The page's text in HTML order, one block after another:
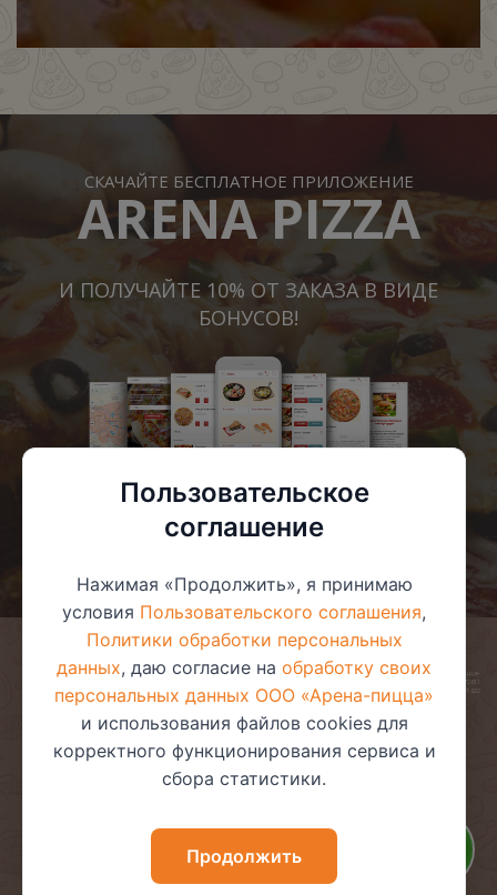
СКАЧАЙТЕ БЕСПЛАТНОЕ ПРИЛОЖЕНИЕ
ARENA PIZZA
И ПОЛУЧАЙТЕ 10% ОТ ЗАКАЗА В ВИДЕ
БОНУСОВ!
© 2025 ООО «Арена-пицца»
УНП 391272611
Магазин зарегистрирован в торговом реестре 08.05.2017 №381622
Политика видеонаблюдения
Политика в отношении
обработки файлов cookie
Пользовательское
соглашение
Нажимая «Продолжить», я принимаю
условия Пользовательского соглашения,
Политики обработки персональных
данных, даю согласие на обработку своих
персональных данных ООО «Арена-пицца»
и использования файлов cookies для
корректного функционирования сервиса и
сбора статистики.
Продолжить